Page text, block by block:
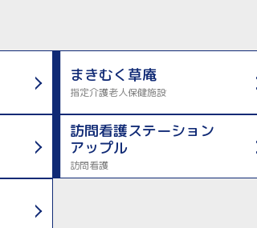
まきむく草庵
指定介護老人保健施設
訪問看護ステーション
アップル
訪問看護